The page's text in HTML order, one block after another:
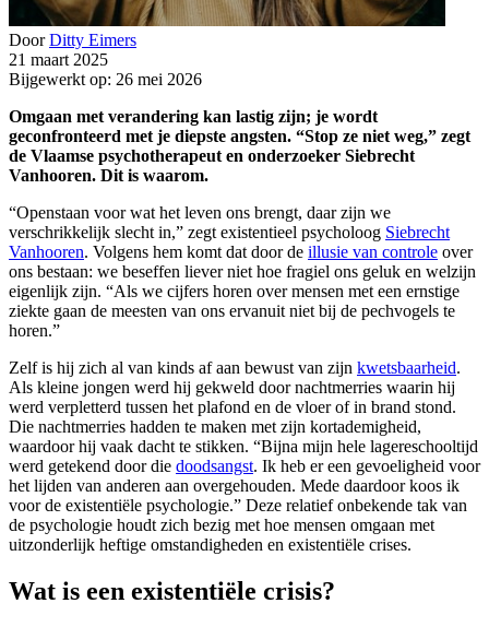
Door Ditty Eimers
21 maart 2025
Bijgewerkt op: 26 mei 2026
Omgaan met verandering kan lastig zijn; je wordt
geconfronteerd met je diepste angsten. “Stop ze niet weg,” zegt
de Vlaamse psychotherapeut en onderzoeker Siebrecht
Vanhooren. Dit is waarom.
“Openstaan voor wat het leven ons brengt, daar zijn we
verschrikkelijk slecht in,” zegt existentieel psycholoog Siebrecht
Vanhooren. Volgens hem komt dat door de illusie van controle over
ons bestaan: we beseffen liever niet hoe fragiel ons geluk en welzijn
eigenlijk zijn. “Als we cijfers horen over mensen met een ernstige
ziekte gaan de meesten van ons ervanuit niet bij de pechvogels te
horen.”
Zelf is hij zich al van kinds af aan bewust van zijn kwetsbaarheid.
Als kleine jongen werd hij gekweld door nachtmerries waarin hij
werd verpletterd tussen het plafond en de vloer of in brand stond.
Die nachtmerries hadden te maken met zijn kortademigheid,
waardoor hij vaak dacht te stikken. “Bijna mijn hele lagereschooltijd
werd getekend door die doodsangst. Ik heb er een gevoeligheid voor
het lijden van anderen aan overgehouden. Mede daardoor koos ik
voor de existentiële psychologie.” Deze relatief onbekende tak van
de psychologie houdt zich bezig met hoe mensen omgaan met
uitzonderlijk heftige omstandigheden en existentiële crises.
Wat is een existentiële crisis?